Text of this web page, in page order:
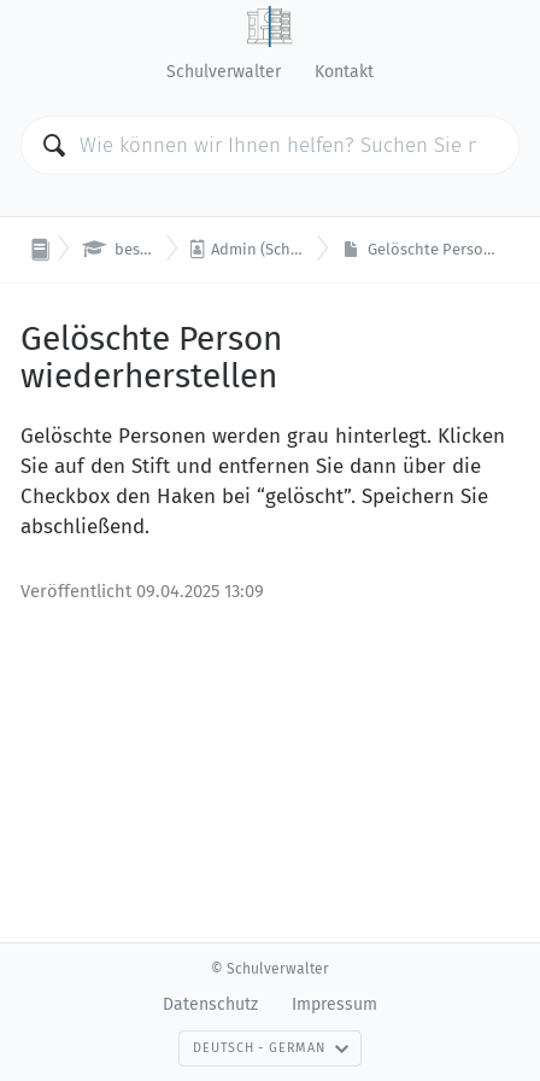
Schulverwalter Kontakt
 beste.schule  Admin (Schulverwaltung) Gelöschte Person wiederherstellen
Gelöschte Person
wiederherstellen
Gelöschte Personen werden grau hinterlegt. Klicken
Sie auf den Stift und entfernen Sie dann über die
Checkbox den Haken bei “gelöscht”. Speichern Sie
abschließend.
Veröffentlicht 09.04.2025 13:09
© Schulverwalter
Datenschutz Impressum
DEUTSCH - GERMAN